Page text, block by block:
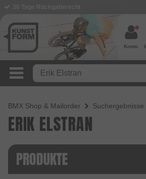
Konto
BMX Shop & Mailorder Suchergebnisse
ERIK ELSTRAN
PRODUKTE